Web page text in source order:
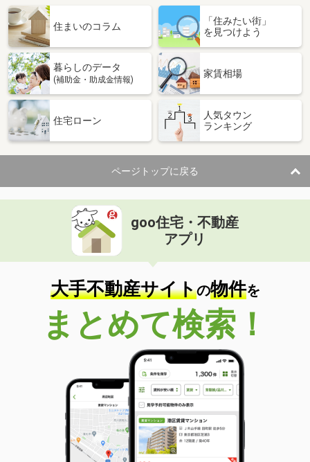
住まいのコラム
「住みたい街」
を見つけよう
暮らしのデータ
(補助金・助成金情報)
家賃相場
住宅ローン
人気タウン
ランキング
ページトップに戻る
goo住宅・不動産
アプリ
大手不動産サイトの物件を
まとめて検索！